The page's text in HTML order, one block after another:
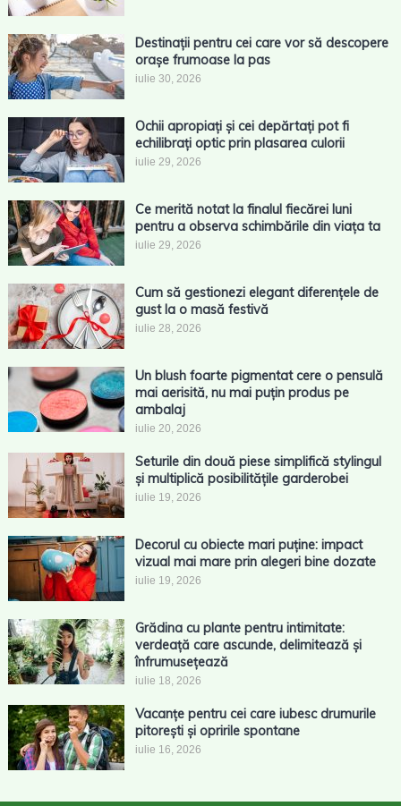
Destinații pentru cei care vor să descopere
orașe frumoase la pas
iulie 30, 2026
Ochii apropiați și cei depărtați pot fi
echilibrați optic prin plasarea culorii
iulie 29, 2026
Ce merită notat la finalul fiecărei luni
pentru a observa schimbările din viața ta
iulie 29, 2026
Cum să gestionezi elegant diferențele de
gust la o masă festivă
iulie 28, 2026
Un blush foarte pigmentat cere o pensulă
mai aerisită, nu mai puțin produs pe
ambalaj
iulie 20, 2026
Seturile din două piese simplifică stylingul
și multiplică posibilitățile garderobei
iulie 19, 2026
Decorul cu obiecte mari puține: impact
vizual mai mare prin alegeri bine dozate
iulie 19, 2026
Grădina cu plante pentru intimitate:
verdeață care ascunde, delimitează și
înfrumusețează
iulie 18, 2026
Vacanțe pentru cei care iubesc drumurile
pitorești și opririle spontane
iulie 16, 2026